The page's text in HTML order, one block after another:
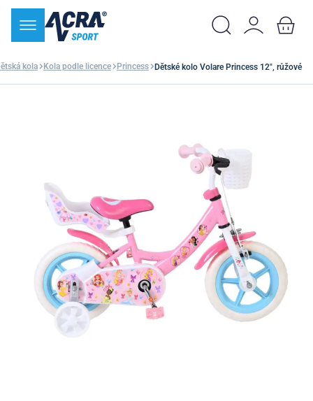
kola Kola podle licence Princess Dětské kolo Volare Princess 12", růžové